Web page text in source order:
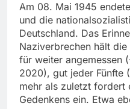
Am 08. Mai 1945
und die
Deutschland. Das
Naziverbrechen hält
für weiter angemessen
2020), gut jeder Fünfte
mehr als zuletzt fordert
Gedenkens ein. Etwa